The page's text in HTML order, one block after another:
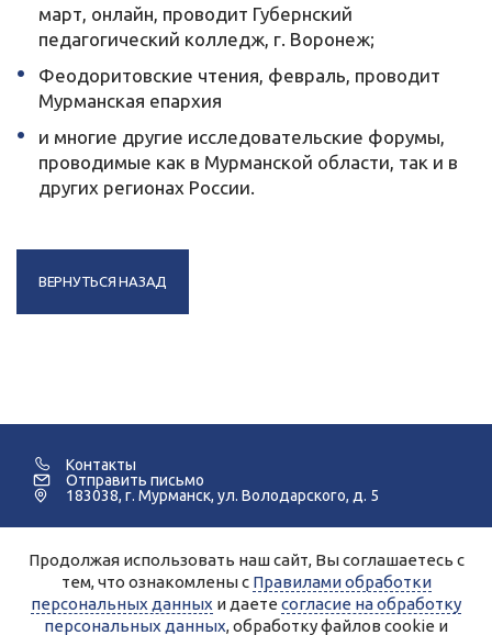
март, онлайн, проводит Губернский
педагогический колледж, г. Воронеж;
Феодоритовские чтения, февраль, проводит
Мурманская епархия
и многие другие исследовательские форумы,
проводимые как в Мурманской области, так и в
других регионах России.
ВЕРНУТЬСЯ НАЗАД
Контакты
Отправить письмо
183038, г. Мурманск, ул. Володарского, д. 5
©2005-2026 Мурманский Педагогический Колледж.
Для улучшения работы сайта и его взаимодействия с
пользователями используются файлы cookie и сервисы веб-
аналитики Яндекс.Метрика, Спутник.
Продолжая использовать наш сайт, Вы соглашаетесь с
тем, что ознакомлены с Правилами обработки
персональных данных и даете согласие на обработку
персональных данных, обработку файлов cookie и